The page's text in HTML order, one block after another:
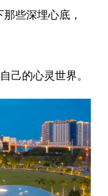
些深埋心底，
的心灵世界。